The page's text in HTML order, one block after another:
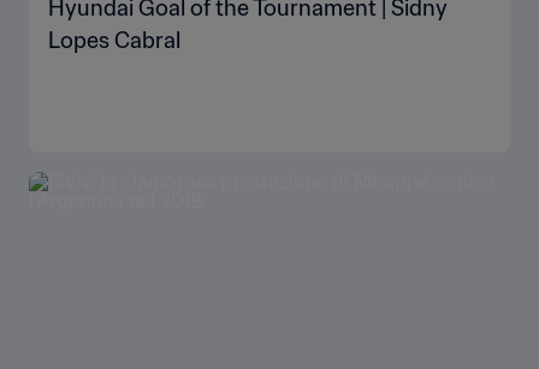
Hyundai Goal of the Tournament | Sidny
Lopes Cabral